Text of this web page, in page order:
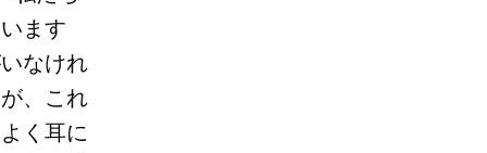
ます
なけれ
、これ
く耳に